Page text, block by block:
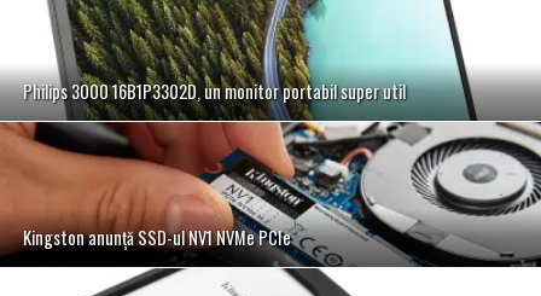
Philips 3000 16B1P3302D, un monitor portabil super util
Kingston anunță SSD-ul NV1 NVMe PCIe